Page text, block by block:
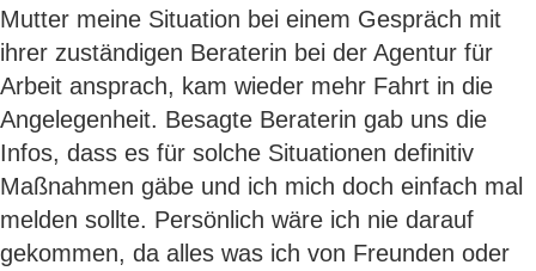
Mutter meine Situation bei einem Gespräch mit
ihrer zuständigen Beraterin bei der Agentur für
Arbeit ansprach, kam wieder mehr Fahrt in die
Angelegenheit. Besagte Beraterin gab uns die
Infos, dass es für solche Situationen definitiv
Maßnahmen gäbe und ich mich doch einfach mal
melden sollte. Persönlich wäre ich nie darauf
gekommen, da alles was ich von Freunden oder